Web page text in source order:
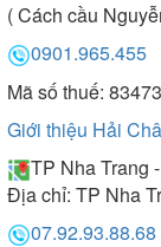
( Cách cầu
0901.965.455
Mã số thuế:
Giới thiệu Hải
TP Nha Trang
Địa chỉ: TP Nha
07.92.93.88.68